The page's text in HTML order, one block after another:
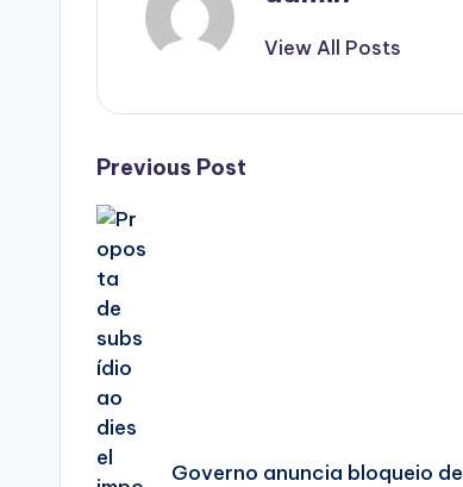
View All Posts
Post
navigation
Previous Post
Governo anuncia bloqueio de